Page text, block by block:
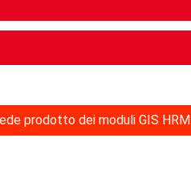
prodotto dei moduli GIS HRM